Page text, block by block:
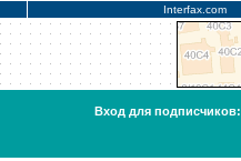
Interfax.com
Вход для подписчиков: